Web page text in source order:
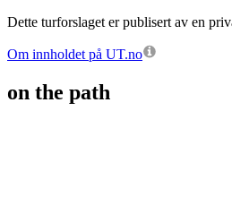
Dette turforslaget er publisert av en
Om innholdet på UT.no
on the path